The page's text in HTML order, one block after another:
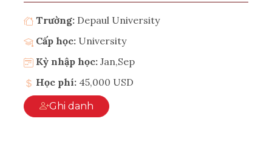
Trường: Depaul University
Cấp học: University
Kỳ nhập học: Jan,Sep
Học phí: 45,000 USD
Ghi danh